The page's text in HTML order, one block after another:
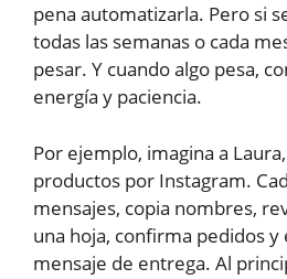
pena automatizarla. Pero si
todas las semanas o cada
pesar. Y cuando algo pesa,
energía y paciencia.
Por ejemplo, imagina a
productos por Instagram.
mensajes, copia nombres,
una hoja, confirma pedidos
mensaje de entrega. Al